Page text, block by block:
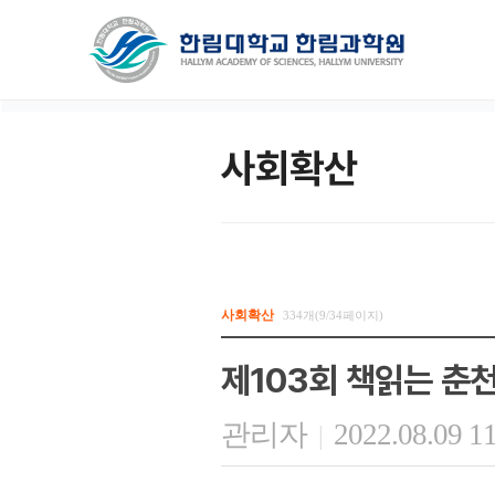
사회확산
사회확산 334개(9/34페이지)
제103회 책읽는 춘
관리자 | 2022.08.09